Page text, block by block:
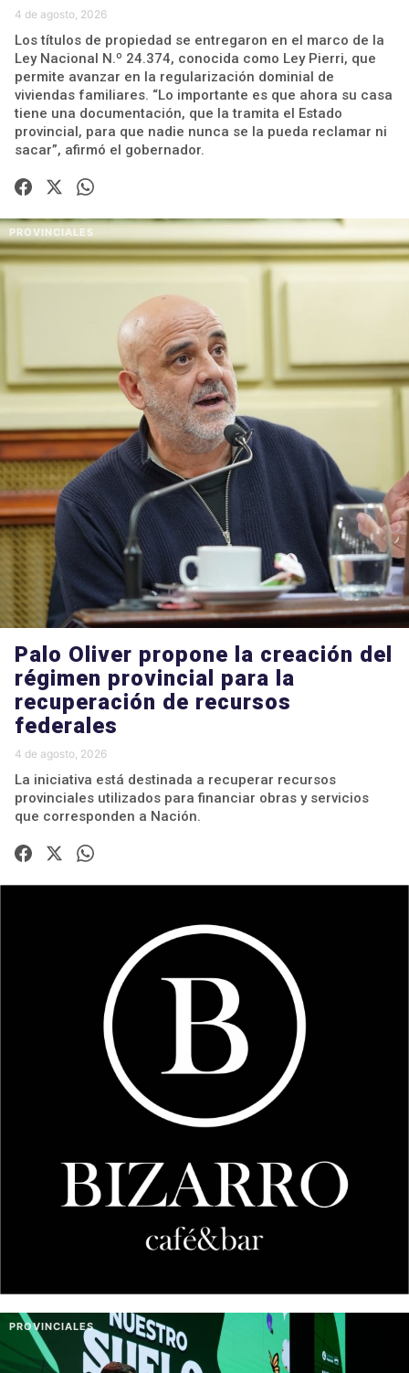
4 de agosto, 2026
Los títulos de propiedad se entregaron en el marco de la
Ley Nacional N.º 24.374, conocida como Ley Pierri, que
permite avanzar en la regularización dominial de
viviendas familiares. “Lo importante es que ahora su casa
tiene una documentación, que la tramita el Estado
provincial, para que nadie nunca se la pueda reclamar ni
sacar”, afirmó el gobernador.
PROVINCIALES
Palo Oliver propone la creación del
régimen provincial para la
recuperación de recursos
federales
4 de agosto, 2026
La iniciativa está destinada a recuperar recursos
provinciales utilizados para financiar obras y servicios
que corresponden a Nación.
PROVINCIALES